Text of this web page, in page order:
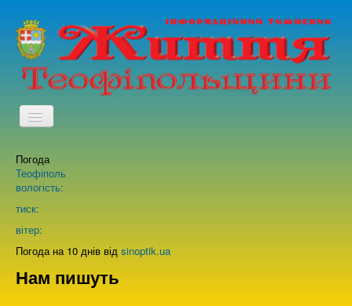
TPL_PROTOSTAR_TOGGLE_MENU
Про нас
Погода
Теофіполь
вологість:
тиск:
вітер:
Погода на 10 днів від sinoptik.ua
Нам пишуть